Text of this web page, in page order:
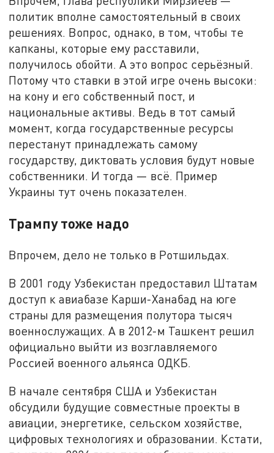
политик вполне самостоятельный в своих
решениях. Вопрос, однако, в том, чтобы те
капканы, которые ему расставили,
получилось обойти. А это вопрос серьёзный.
Потому что ставки в этой игре очень высоки:
на кону и его собственный пост, и
национальные активы. Ведь в тот самый
момент, когда государственные ресурсы
перестанут принадлежать самому
государству, диктовать условия будут новые
собственники. И тогда — всё. Пример
Украины тут очень показателен.
Трампу тоже надо
Впрочем, дело не только в Ротшильдах.
В 2001 году Узбекистан предоставил Штатам
доступ к авиабазе Карши-Ханабад на юге
страны для размещения полутора тысяч
военнослужащих. А в 2012-м Ташкент решил
официально выйти из возглавляемого
Россией военного альянса ОДКБ.
В начале сентября США и Узбекистан
обсудили будущие совместные проекты в
авиации, энергетике, сельском хозяйстве,
цифровых технологиях и образовании. Кстати,